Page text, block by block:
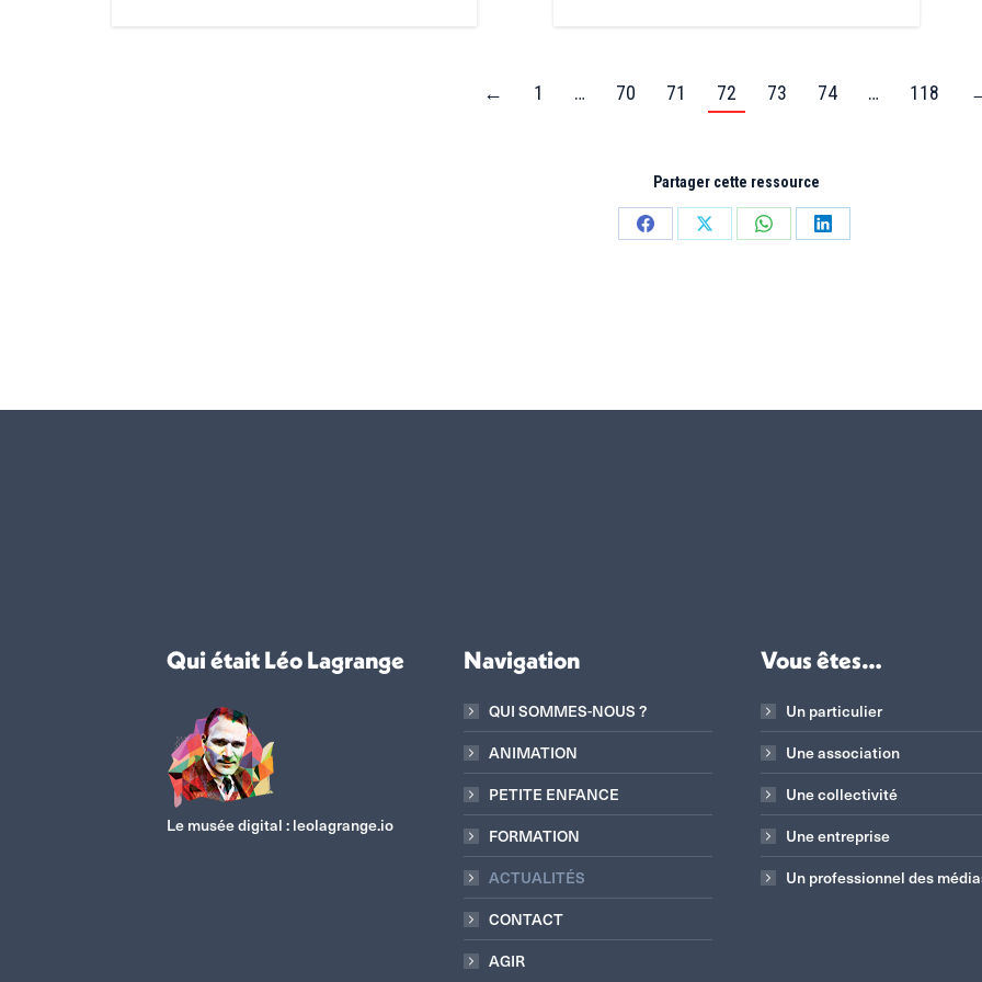
← 1 … 70 71 72 73 74 … 118
Partager cette ressource
PartagerPartagerPartagerPartager
Qui était Léo Lagrange
Le musée digital : leolagrange.io
Navigation
QUI SOMMES-NOUS ?
ANIMATION
PETITE ENFANCE
FORMATION
ACTUALITÉS
CONTACT
AGIR
Vous êtes…
Un particulier
Une association
Une collectivité
Une entreprise
Un professionnel des